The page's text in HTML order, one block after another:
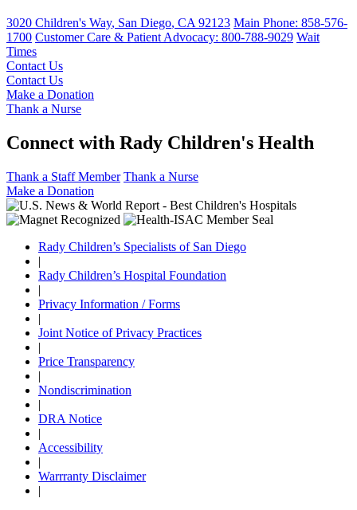
3020 Children's Way, San Diego, CA 92123 Main Phone: 858-576-
1700 Customer Care & Patient Advocacy: 800-788-9029 Wait
Times
Contact Us
Contact Us
Make a Donation
Thank a Nurse
Connect with Rady Children's Health
Thank a Staff Member Thank a Nurse
Make a Donation
Rady Children’s Specialists of San Diego
|
Rady Children’s Hospital Foundation
|
Privacy Information / Forms
|
Joint Notice of Privacy Practices
|
Price Transparency
|
Nondiscrimination
|
DRA Notice
|
Accessibility
|
Warrranty Disclaimer
|